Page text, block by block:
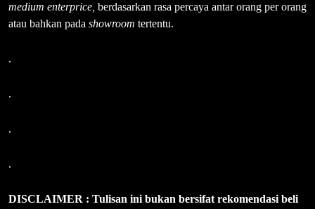
medium enterprice, berdasarkan rasa percaya antar orang per orang
atau bahkan pada showroom tertentu.
.
.
.
.
DISCLAIMER : Tulisan ini bukan bersifat rekomendasi beli